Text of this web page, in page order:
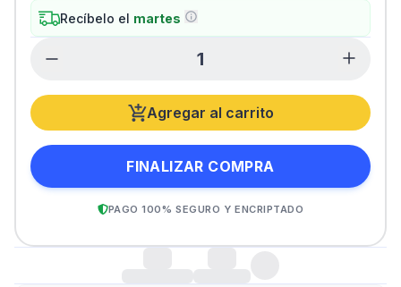
Recíbelo el martes
Agregar al carrito
FINALIZAR COMPRA
PAGO 100% SEGURO Y ENCRIPTADO